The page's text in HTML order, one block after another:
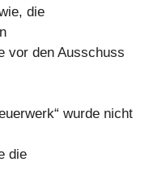
die
vor den Ausschuss
wurde nicht
die